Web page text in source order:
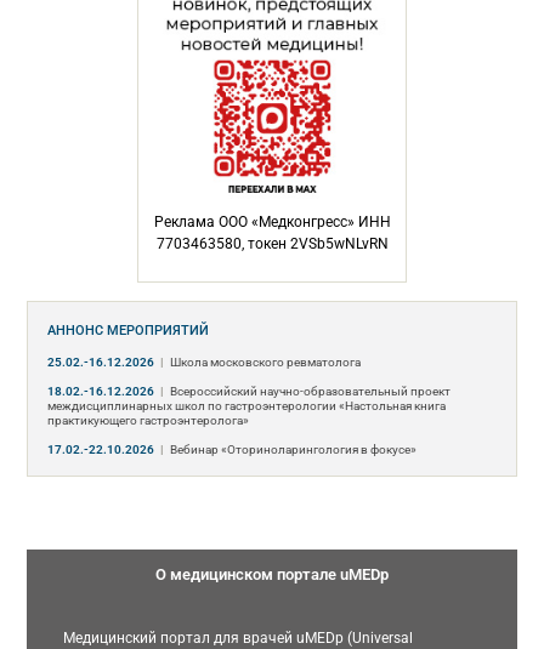
Реклама ООО «Медконгресс» ИНН
7703463580, токен 2VSb5wNLvRN
АННОНС МЕРОПРИЯТИЙ
25.02.-16.12.2026 | Школа московского ревматолога
18.02.-16.12.2026 | Всероссийский научно-образовательный проект
междисциплинарных школ по гастроэнтерологии «Настольная книга
практикующего гастроэнтеролога»
17.02.-22.10.2026 | Вебинар «Оториноларингология в фокусе»
О медицинском портале uMEDp
Медицинский портал для врачей uMEDp (Universal